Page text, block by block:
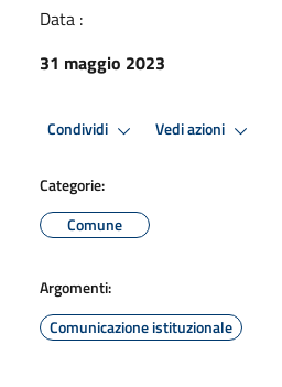
Data :
31 maggio 2023
Condividi Vedi azioni
Categorie:
Comune
Argomenti:
Comunicazione istituzionale